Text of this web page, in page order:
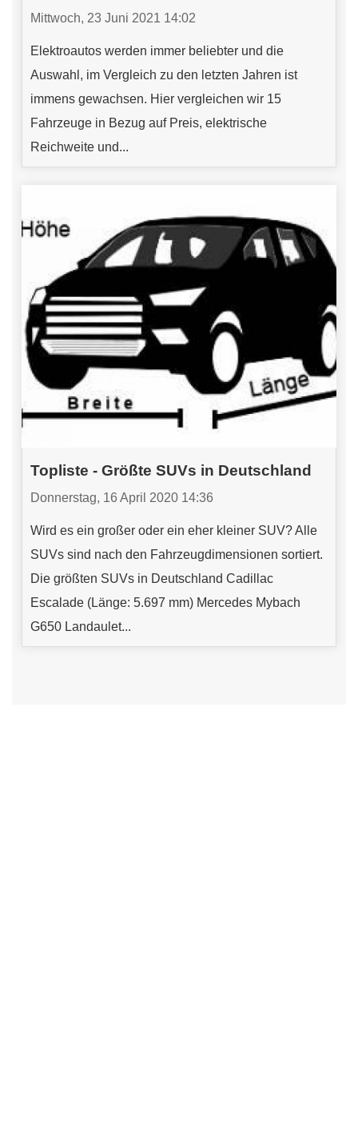
Mittwoch, 23 Juni 2021 14:02
Elektroautos werden immer beliebter und die
Auswahl, im Vergleich zu den letzten Jahren ist
immens gewachsen. Hier vergleichen wir 15
Fahrzeuge in Bezug auf Preis, elektrische
Reichweite und...
Topliste - Größte SUVs in Deutschland
Donnerstag, 16 April 2020 14:36
Wird es ein großer oder ein eher kleiner SUV? Alle
SUVs sind nach den Fahrzeugdimensionen sortiert.
Die größten SUVs in Deutschland Cadillac
Escalade (Länge: 5.697 mm) Mercedes Mybach
G650 Landaulet...